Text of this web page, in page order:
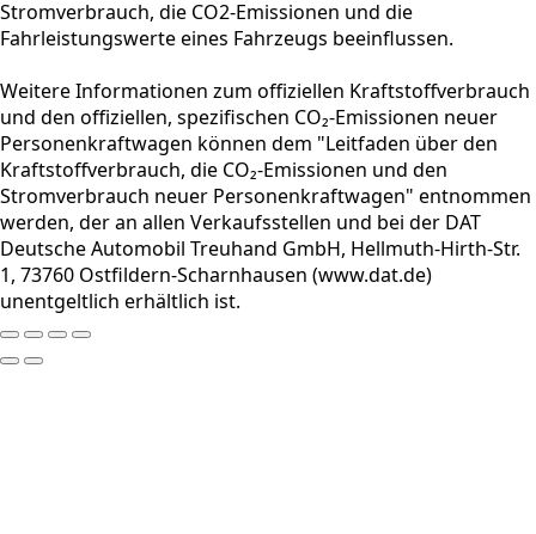
Stromverbrauch, die CO2-Emissionen und die
Fahrleistungswerte eines Fahrzeugs beeinflussen.
Weitere Informationen zum offiziellen Kraftstoffverbrauch
und den offiziellen, spezifischen CO₂-Emissionen neuer
Personenkraftwagen können dem "Leitfaden über den
Kraftstoffverbrauch, die CO₂-Emissionen und den
Stromverbrauch neuer Personenkraftwagen" entnommen
werden, der an allen Verkaufsstellen und bei der DAT
Deutsche Automobil Treuhand GmbH, Hellmuth-Hirth-Str.
1, 73760 Ostfildern-Scharnhausen (www.dat.de)
unentgeltlich erhältlich ist.